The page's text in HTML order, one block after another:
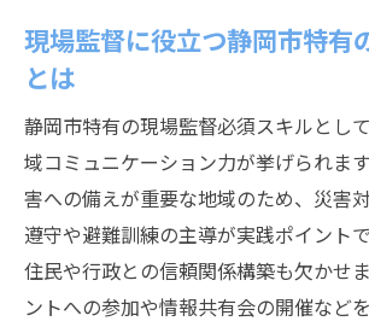
現場監督に役立つ静岡市特有
とは
静岡市特有の現場監督必須スキルとし
域コミュニケーション力が挙げられま
害への備えが重要な地域のため、災害
遵守や避難訓練の主導が実践ポイント
住民や行政との信頼関係構築も欠かせ
ントへの参加や情報共有会の開催など